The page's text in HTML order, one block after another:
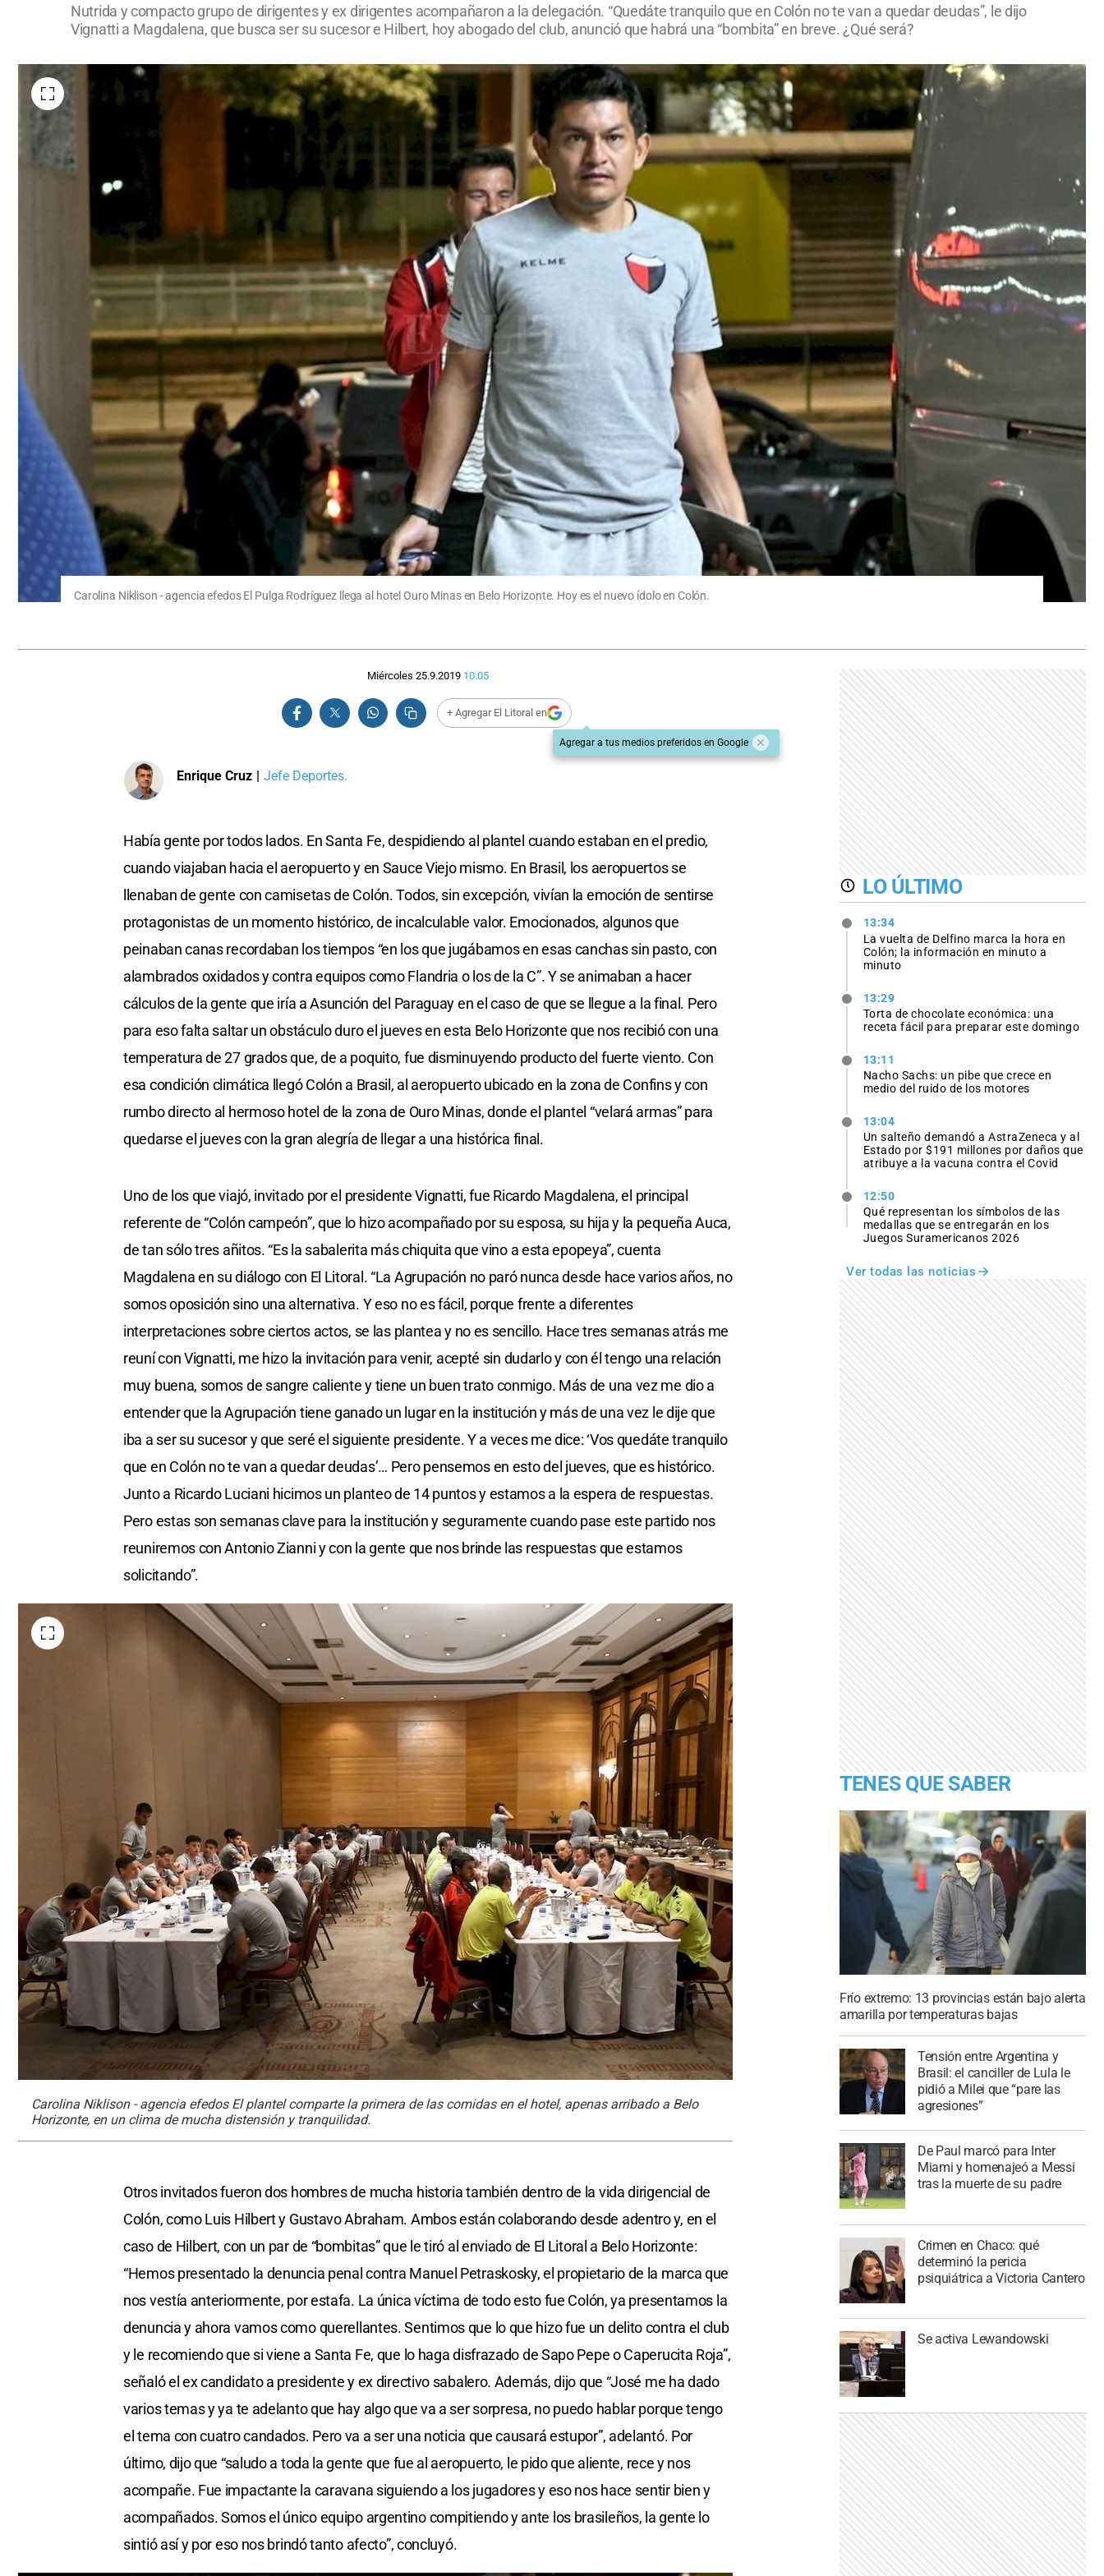
Nutrida y compacto grupo de dirigentes y ex dirigentes acompañaron a la delegación. “Quedáte tranquilo que en Colón no te van a quedar deudas”, le dijo
Vignatti a Magdalena, que busca ser su sucesor e Hilbert, hoy abogado del club, anunció que habrá una “bombita” en breve. ¿Qué será?
Carolina Niklison - agencia efedos El Pulga Rodríguez llega al hotel Ouro Minas en Belo Horizonte. Hoy es el nuevo ídolo en Colón.
Miércoles 25.9.2019 10:05
+ Agregar El Litoral en
Agregar a tus medios preferidos en Google
Enrique Cruz | Jefe Deportes.
Había gente por todos lados. En Santa Fe, despidiendo al plantel cuando estaban en el predio,
cuando viajaban hacia el aeropuerto y en Sauce Viejo mismo. En Brasil, los aeropuertos se
llenaban de gente con camisetas de Colón. Todos, sin excepción, vivían la emoción de sentirse
protagonistas de un momento histórico, de incalculable valor. Emocionados, algunos que
peinaban canas recordaban los tiempos “en los que jugábamos en esas canchas sin pasto, con
alambrados oxidados y contra equipos como Flandria o los de la C”. Y se animaban a hacer
cálculos de la gente que iría a Asunción del Paraguay en el caso de que se llegue a la final. Pero
para eso falta saltar un obstáculo duro el jueves en esta Belo Horizonte que nos recibió con una
temperatura de 27 grados que, de a poquito, fue disminuyendo producto del fuerte viento. Con
esa condición climática llegó Colón a Brasil, al aeropuerto ubicado en la zona de Confins y con
rumbo directo al hermoso hotel de la zona de Ouro Minas, donde el plantel “velará armas” para
quedarse el jueves con la gran alegría de llegar a una histórica final.
Uno de los que viajó, invitado por el presidente Vignatti, fue Ricardo Magdalena, el principal
referente de “Colón campeón”, que lo hizo acompañado por su esposa, su hija y la pequeña Auca,
de tan sólo tres añitos. “Es la sabalerita más chiquita que vino a esta epopeya”, cuenta
Magdalena en su diálogo con El Litoral. “La Agrupación no paró nunca desde hace varios años, no
somos oposición sino una alternativa. Y eso no es fácil, porque frente a diferentes
interpretaciones sobre ciertos actos, se las plantea y no es sencillo. Hace tres semanas atrás me
reuní con Vignatti, me hizo la invitación para venir, acepté sin dudarlo y con él tengo una relación
muy buena, somos de sangre caliente y tiene un buen trato conmigo. Más de una vez me dio a
entender que la Agrupación tiene ganado un lugar en la institución y más de una vez le dije que
iba a ser su sucesor y que seré el siguiente presidente. Y a veces me dice: ‘Vos quedáte tranquilo
que en Colón no te van a quedar deudas’… Pero pensemos en esto del jueves, que es histórico.
Junto a Ricardo Luciani hicimos un planteo de 14 puntos y estamos a la espera de respuestas.
Pero estas son semanas clave para la institución y seguramente cuando pase este partido nos
reuniremos con Antonio Zianni y con la gente que nos brinde las respuestas que estamos
solicitando”.
Carolina Niklison - agencia efedos El plantel comparte la primera de las comidas en el hotel, apenas arribado a Belo
Horizonte, en un clima de mucha distensión y tranquilidad.
Otros invitados fueron dos hombres de mucha historia también dentro de la vida dirigencial de
Colón, como Luis Hilbert y Gustavo Abraham. Ambos están colaborando desde adentro y, en el
caso de Hilbert, con un par de “bombitas” que le tiró al enviado de El Litoral a Belo Horizonte:
“Hemos presentado la denuncia penal contra Manuel Petraskosky, el propietario de la marca que
nos vestía anteriormente, por estafa. La única víctima de todo esto fue Colón, ya presentamos la
denuncia y ahora vamos como querellantes. Sentimos que lo que hizo fue un delito contra el club
y le recomiendo que si viene a Santa Fe, que lo haga disfrazado de Sapo Pepe o Caperucita Roja”,
señaló el ex candidato a presidente y ex directivo sabalero. Además, dijo que “José me ha dado
varios temas y ya te adelanto que hay algo que va a ser sorpresa, no puedo hablar porque tengo
el tema con cuatro candados. Pero va a ser una noticia que causará estupor”, adelantó. Por
último, dijo que “saludo a toda la gente que fue al aeropuerto, le pido que aliente, rece y nos
acompañe. Fue impactante la caravana siguiendo a los jugadores y eso nos hace sentir bien y
acompañados. Somos el único equipo argentino compitiendo y ante los brasileños, la gente lo
sintió así y por eso nos brindó tanto afecto”, concluyó.
LO ÚLTIMO
13:34
La vuelta de Delfino marca la hora en
Colón; la información en minuto a
minuto
13:29
Torta de chocolate económica: una
receta fácil para preparar este domingo
13:11
Nacho Sachs: un pibe que crece en
medio del ruido de los motores
13:04
Un salteño demandó a AstraZeneca y al
Estado por $191 millones por daños que
atribuye a la vacuna contra el Covid
12:50
Qué representan los símbolos de las
medallas que se entregarán en los
Juegos Suramericanos 2026
Ver todas las noticias
TENES QUE SABER
Frío extremo: 13 provincias están bajo alerta
amarilla por temperaturas bajas
Tensión entre Argentina y
Brasil: el canciller de Lula le
pidió a Milei que “pare las
agresiones”
De Paul marcó para Inter
Miami y homenajeó a Messi
tras la muerte de su padre
Crimen en Chaco: qué
determinó la pericia
psiquiátrica a Victoria Cantero
Se activa Lewandowski